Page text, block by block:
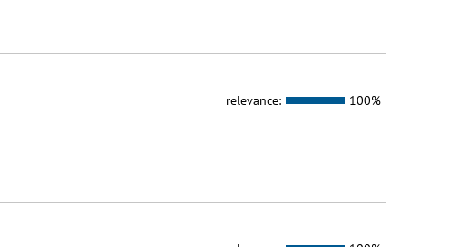
relevance: 100%